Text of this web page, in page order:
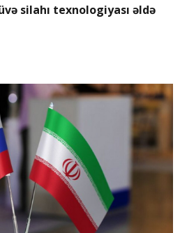
silahı texnologiyası əldə